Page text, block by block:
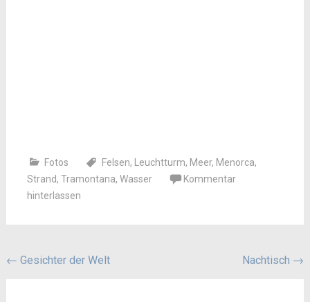
Fotos Felsen, Leuchtturm, Meer, Menorca,
Strand, Tramontana, Wasser
Kommentar
hinterlassen
Beitragsnavigation
← Gesichter der Welt Nachtisch →